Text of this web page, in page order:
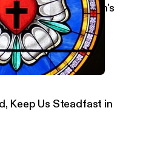
Jesus Laid in Death's
Keep Us Steadfast in